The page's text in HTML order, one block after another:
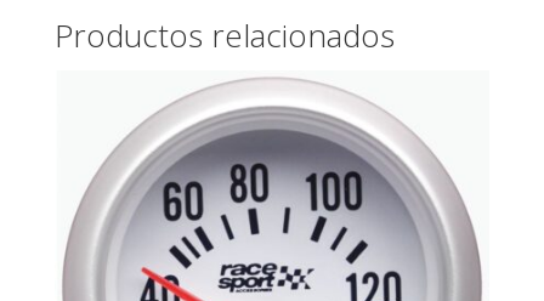
Productos relacionados